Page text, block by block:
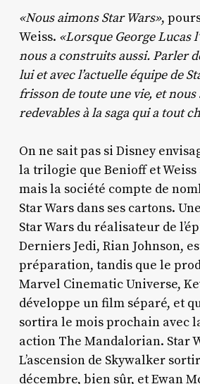
«Nous aimons Star Wars»,
Weiss. «Lorsque George Lucas
nous a construits aussi. Parler
lui et avec l’actuelle équipe de
frisson de toute une vie, et
redevables à la saga qui a tout
On ne sait pas si Disney
la trilogie que Benioff et
mais la société compte de
Star Wars dans ses cartons.
Star Wars du réalisateur de
Derniers Jedi, Rian Johnson,
préparation, tandis que le
Marvel Cinematic Universe,
développe un film séparé, et
sortira le mois prochain avec
action The Mandalorian. Star
L’ascension de Skywalker
décembre, bien sûr, et Ewan